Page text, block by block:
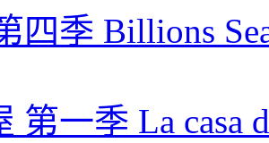
四季 Billions
第一季 La casa